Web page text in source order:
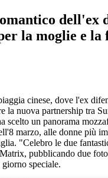
dell'ex
la moglie e la
cinese, dove l'ex
la nuova partnership tra
scelto un panorama
marzo, alle donne più
"Celebro le due
pubblicando due
speciale.